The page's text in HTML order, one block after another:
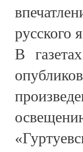
русского
В